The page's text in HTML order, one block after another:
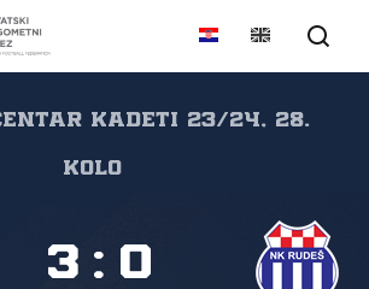
kadeti 23/24, 28.
kolo
3 : 0